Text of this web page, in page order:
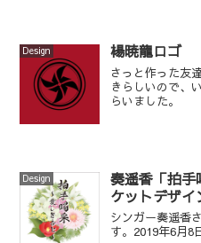
Design 楊暁龍ロゴ
さっと作った友
きらしいので、
らいました。
Design
奏遥香「拍手
ケットデザイ
シンガー奏遥香
す。2019年6月8